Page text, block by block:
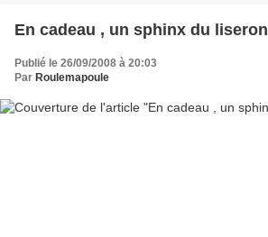
En cadeau , un sphinx du liseron
Publié le 26/09/2008 à 20:03
Par Roulemapoule